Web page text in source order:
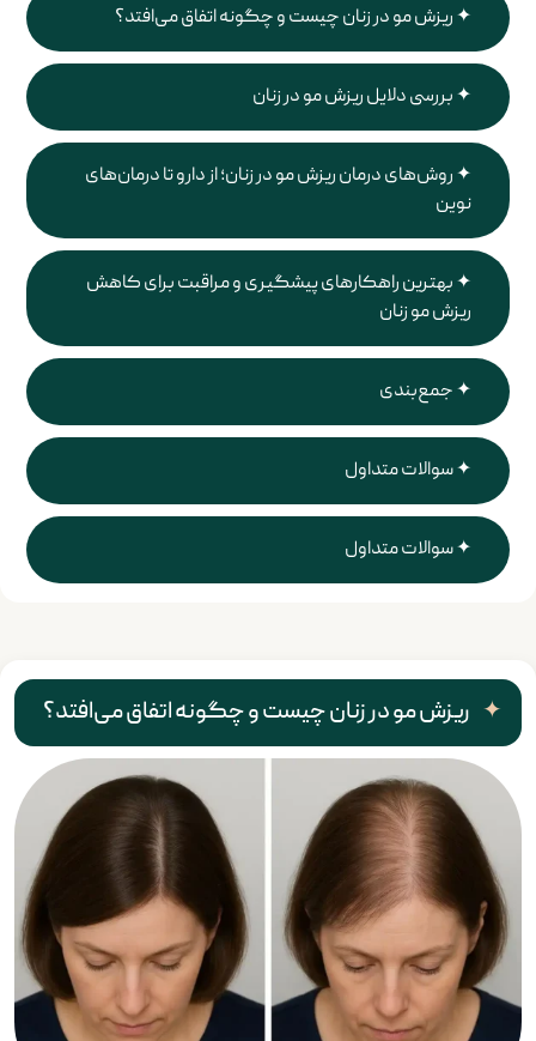
ریزش مو در زنان چیست و چگونه اتفاق می‌افتد؟
بررسی دلایل ریزش مو در زنان
روش‌های درمان ریزش مو در زنان؛ از دارو تا درمان‌های
نوین
بهترین راهکارهای پیشگیری و مراقبت برای کاهش
ریزش مو زنان
جمع‌بندی
سوالات متداول
سوالات متداول
ریزش مو در زنان چیست و چگونه اتفاق می‌افتد؟